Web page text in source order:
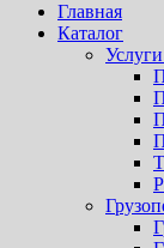
Главная
Каталог